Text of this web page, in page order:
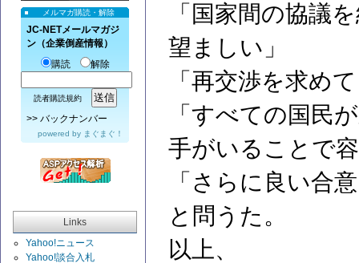
メルマガ購読・解除
JC-NETメールマガジ
ン（企業倒産情報）
購読
解除
読者購読規約
>> バックナンバー
powered by まぐまぐ！
Links
Yahoo!ニュース
Yahoo!談合入札
「国家間の協議
望ましい」
「再交渉を求め
「すべての国民
手がいることで
「さらに良い合
と問うた。
以上、